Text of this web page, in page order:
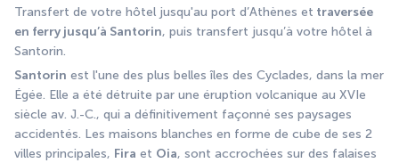
Transfert de votre hôtel jusqu'au port d’Athènes et traversée
en ferry jusqu’à Santorin, puis transfert jusqu’à votre hôtel à
Santorin.
Santorin est l'une des plus belles îles des Cyclades, dans la mer
Égée. Elle a été détruite par une éruption volcanique au XVIe
siècle av. J.-C., qui a définitivement façonné ses paysages
accidentés. Les maisons blanches en forme de cube de ses 2
villes principales, Fira et Oia, sont accrochées sur des falaises